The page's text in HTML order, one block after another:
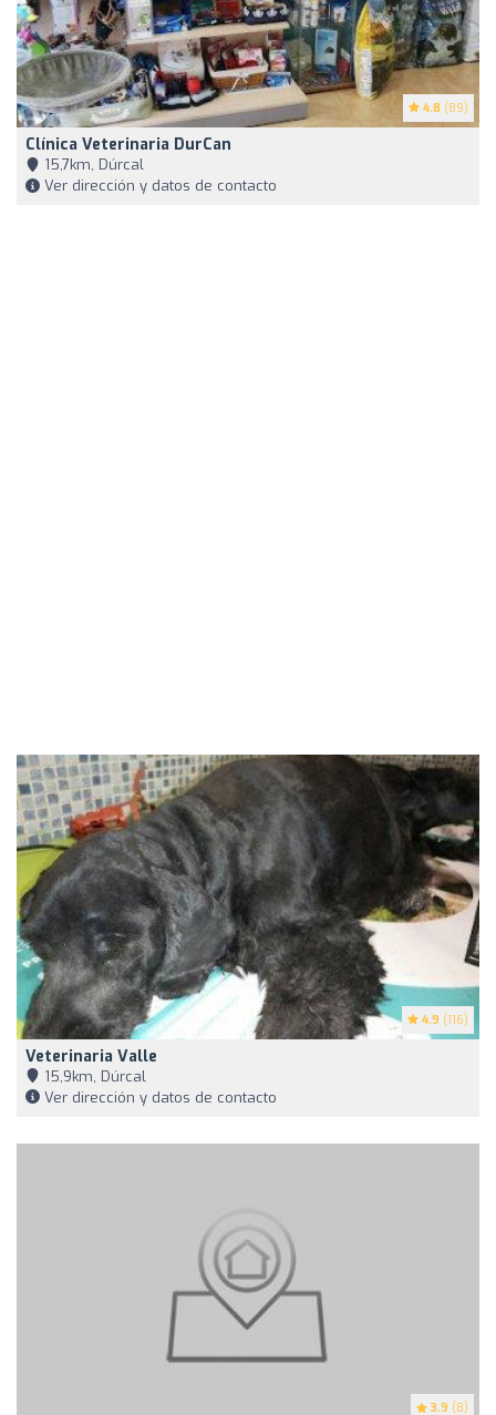
4.8 (89)
Clínica Veterinaria DurCan
15,7km, Dúrcal
Ver dirección y datos de contacto
4.9 (116)
Veterinaria Valle
15,9km, Dúrcal
Ver dirección y datos de contacto
3.9 (8)